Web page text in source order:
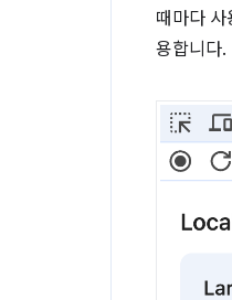
때마다
용합니다.